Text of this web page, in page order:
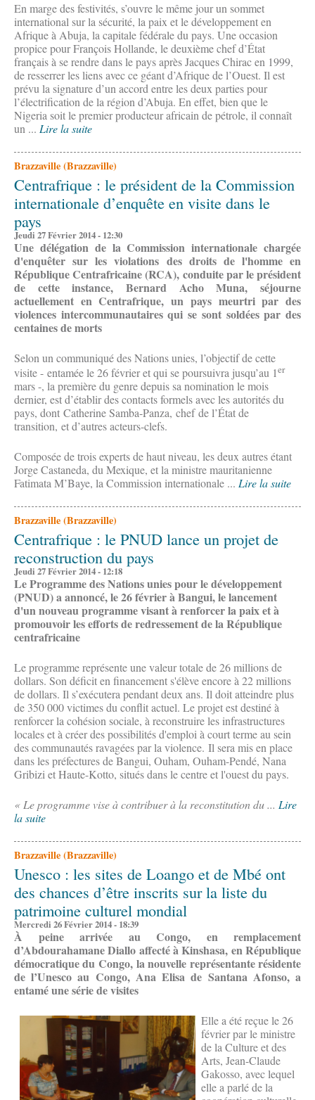
En marge des festivités, s’ouvre le même jour un sommet
international sur la sécurité, la paix et le développement en
Afrique à Abuja, la capitale fédérale du pays. Une occasion
propice pour François Hollande, le deuxième chef d’État
français à se rendre dans le pays après Jacques Chirac en 1999,
de resserrer les liens avec ce géant d’Afrique de l’Ouest. Il est
prévu la signature d’un accord entre les deux parties pour
l’électrification de la région d’Abuja. En effet, bien que le
Nigeria soit le premier producteur africain de pétrole, il connaît
un ... Lire la suite
Brazzaville (Brazzaville)
Centrafrique : le président de la Commission
internationale d’enquête en visite dans le
pays
Jeudi 27 Février 2014 - 12:30
Une délégation de la Commission internationale chargée
d'enquêter sur les violations des droits de l'homme en
République Centrafricaine (RCA), conduite par le président
de cette instance, Bernard Acho Muna, séjourne
actuellement en Centrafrique, un pays meurtri par des
violences intercommunautaires qui se sont soldées par des
centaines de morts
Selon un communiqué des Nations unies, l’objectif de cette
visite - entamée le 26 février et qui se poursuivra jusqu’au 1er
mars -, la première du genre depuis sa nomination le mois
dernier, est d’établir des contacts formels avec les autorités du
pays, dont Catherine Samba-Panza, chef de l’État de
transition, et d’autres acteurs-clefs.
Composée de trois experts de haut niveau, les deux autres étant
Jorge Castaneda, du Mexique, et la ministre mauritanienne
Fatimata M’Baye, la Commission internationale ... Lire la suite
Brazzaville (Brazzaville)
Centrafrique : le PNUD lance un projet de
reconstruction du pays
Jeudi 27 Février 2014 - 12:18
Le Programme des Nations unies pour le développement
(PNUD) a annoncé, le 26 février à Bangui, le lancement
d'un nouveau programme visant à renforcer la paix et à
promouvoir les efforts de redressement de la République
centrafricaine
Le programme représente une valeur totale de 26 millions de
dollars. Son déficit en financement s'élève encore à 22 millions
de dollars. Il s’exécutera pendant deux ans. Il doit atteindre plus
de 350 000 victimes du conflit actuel. Le projet est destiné à
renforcer la cohésion sociale, à reconstruire les infrastructures
locales et à créer des possibilités d'emploi à court terme au sein
des communautés ravagées par la violence. Il sera mis en place
dans les préfectures de Bangui, Ouham, Ouham-Pendé, Nana
Gribizi et Haute-Kotto, situés dans le centre et l'ouest du pays.
« Le programme vise à contribuer à la reconstitution du ... Lire
la suite
Brazzaville (Brazzaville)
Unesco : les sites de Loango et de Mbé ont
des chances d’être inscrits sur la liste du
patrimoine culturel mondial
Mercredi 26 Février 2014 - 18:39
À peine arrivée au Congo, en remplacement
d’Abdourahamane Diallo affecté à Kinshasa, en République
démocratique du Congo, la nouvelle représentante résidente
de l’Unesco au Congo, Ana Elisa de Santana Afonso, a
entamé une série de visites
Elle a été reçue le 26
février par le ministre
de la Culture et des
Arts, Jean-Claude
Gakosso, avec lequel
elle a parlé de la